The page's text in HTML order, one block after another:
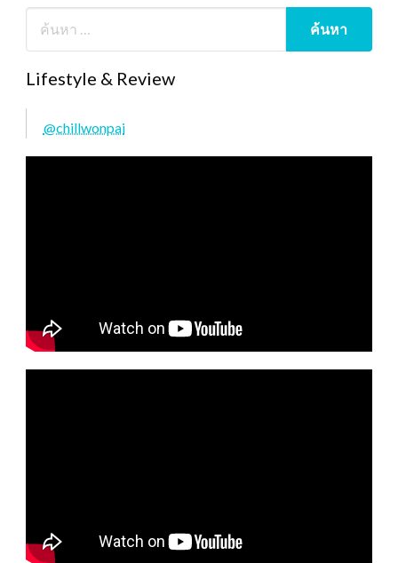
Lifestyle & Review
@chillwonpai